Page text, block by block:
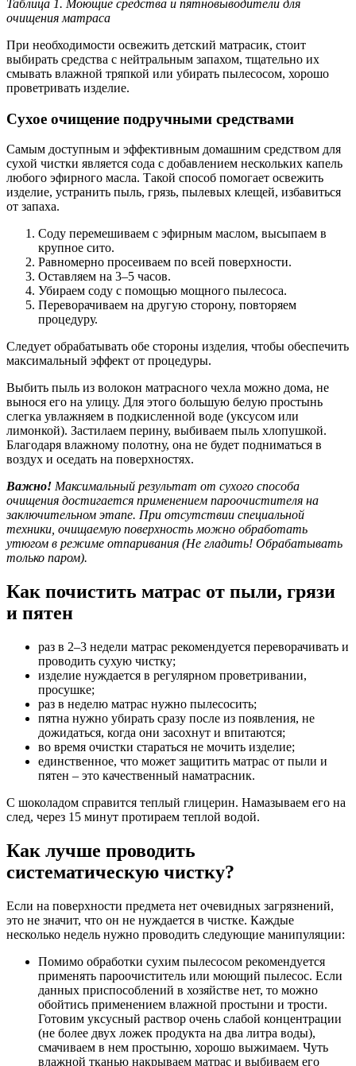
Таблица 1. Моющие средства и пятновыводители для
очищения матраса
При необходимости освежить детский матрасик, стоит
выбирать средства с нейтральным запахом, тщательно их
смывать влажной тряпкой или убирать пылесосом, хорошо
проветривать изделие.
Сухое очищение подручными средствами
Самым доступным и эффективным домашним средством для
сухой чистки является сода с добавлением нескольких капель
любого эфирного масла. Такой способ помогает освежить
изделие, устранить пыль, грязь, пылевых клещей, избавиться
от запаха.
Соду перемешиваем с эфирным маслом, высыпаем в
крупное сито.
Равномерно просеиваем по всей поверхности.
Оставляем на 3–5 часов.
Убираем соду с помощью мощного пылесоса.
Переворачиваем на другую сторону, повторяем
процедуру.
Следует обрабатывать обе стороны изделия, чтобы обеспечить
максимальный эффект от процедуры.
Выбить пыль из волокон матрасного чехла можно дома, не
вынося его на улицу. Для этого большую белую простынь
слегка увлажняем в подкисленной воде (уксусом или
лимонкой). Застилаем перину, выбиваем пыль хлопушкой.
Благодаря влажному полотну, она не будет подниматься в
воздух и оседать на поверхностях.
Важно! Максимальный результат от сухого способа
очищения достигается применением пароочистителя на
заключительном этапе. При отсутствии специальной
техники, очищаемую поверхность можно обработать
утюгом в режиме отпаривания (Не гладить! Обрабатывать
только паром).
Как почистить матрас от пыли, грязи
и пятен
раз в 2–3 недели матрас рекомендуется переворачивать и
проводить сухую чистку;
изделие нуждается в регулярном проветривании,
просушке;
раз в неделю матрас нужно пылесосить;
пятна нужно убирать сразу после из появления, не
дожидаться, когда они засохнут и впитаются;
во время очистки стараться не мочить изделие;
единственное, что может защитить матрас от пыли и
пятен – это качественный наматрасник.
С шоколадом справится теплый глицерин. Намазываем его на
след, через 15 минут протираем теплой водой.
Как лучше проводить
систематическую чистку?
Если на поверхности предмета нет очевидных загрязнений,
это не значит, что он не нуждается в чистке. Каждые
несколько недель нужно проводить следующие манипуляции:
Помимо обработки сухим пылесосом рекомендуется
применять пароочиститель или моющий пылесос. Если
данных приспособлений в хозяйстве нет, то можно
обойтись применением влажной простыни и трости.
Готовим уксусный раствор очень слабой концентрации
(не более двух ложек продукта на два литра воды),
смачиваем в нем простыню, хорошо выжимаем. Чуть
влажной тканью накрываем матрас и выбиваем его